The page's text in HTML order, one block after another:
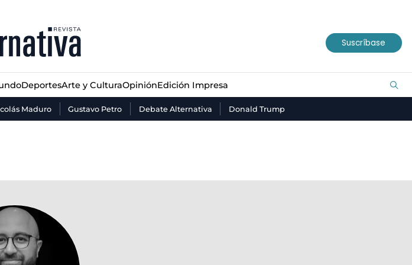
Suscríbase
DeportesArte y CulturaOpiniónEdición Impresa
Maduro Gustavo Petro Debate Alternativa Donald Trump
Deportes Arte y Cultura